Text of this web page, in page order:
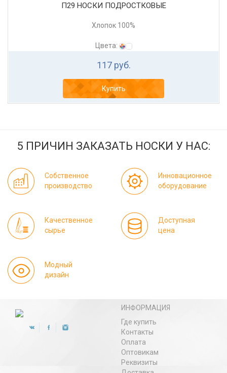
П29 НОСКИ ПОДРОСТКОВЫЕ
Хлопок 100%
Цвета:
117 руб.
Купить
5 ПРИЧИН ЗАКАЗАТЬ НОСКИ У НАС:
Собственное
производство
Инновационное
оборудование
Качественное
сырье
Доступная
цена
Модный
дизайн
ИНФОРМАЦИЯ
Где купить
Контакты
Оплата
Оптовикам
Реквизиты